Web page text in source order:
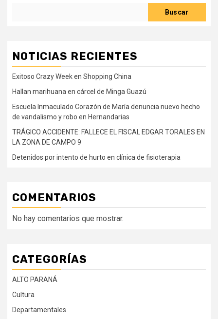
Buscar
NOTICIAS RECIENTES
Exitoso Crazy Week en Shopping China
Hallan marihuana en cárcel de Minga Guazú
Escuela Inmaculado Corazón de María denuncia nuevo hecho
de vandalismo y robo en Hernandarias
TRÁGICO ACCIDENTE: FALLECE EL FISCAL EDGAR TORALES EN
LA ZONA DE CAMPO 9
Detenidos por intento de hurto en clínica de fisioterapia
COMENTARIOS
No hay comentarios que mostrar.
CATEGORÍAS
ALTO PARANÁ
Cultura
Departamentales